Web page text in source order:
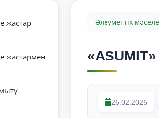
жастар
жастармен
Әлеуметтік
26.02.2026